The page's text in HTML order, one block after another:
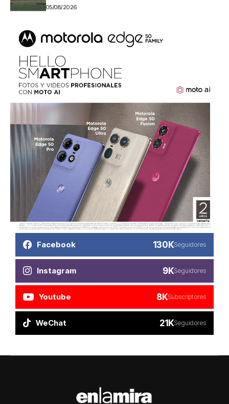
05/08/2026
Facebook 130KSeguidores
Instagram 9KSeguidores
Youtube 8KSubscriptores
WeChat 21KSeguidores